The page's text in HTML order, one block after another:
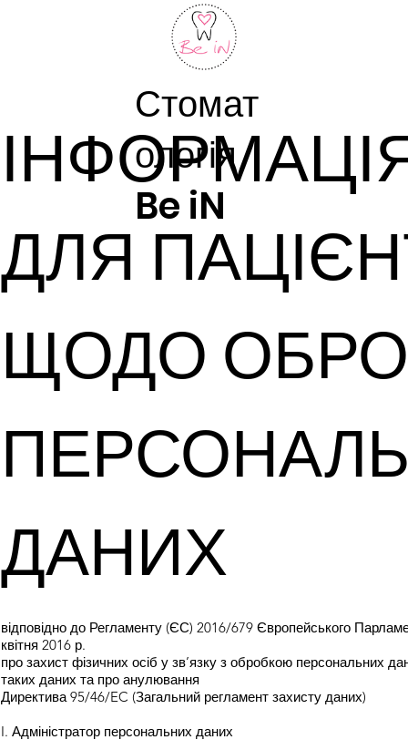
Стомат
ологія
Be iN
ДЛЯ
ЩОДО
ДАНИХ
відповідно до Регламенту (ЄС) 2016/679 Європейського
квітня 2016 р.
про захист фізичних осіб у зв’язку з обробкою персональних
таких даних та про анулювання
Директива 95/46/EC (Загальний регламент захисту даних)
I. Адміністратор персональних даних